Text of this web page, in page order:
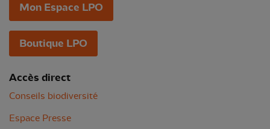
Mon Espace LPO
Boutique LPO
Accès direct
Conseils biodiversité
Espace Presse